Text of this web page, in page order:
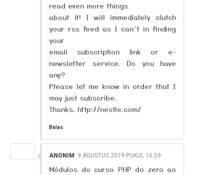
read even more things
about it! I will immediately clutch
your rss feed as I can’t in finding
your
email subscription link or e-
newsletter service. Do you have
any?
Please let me know in order that I
may just subscribe.
Thanks. http://nestle.com/
Balas
ANONIM 9 AGUSTUS 2019 PUKUL 16.59
Módulos do curso PHP do zero ao